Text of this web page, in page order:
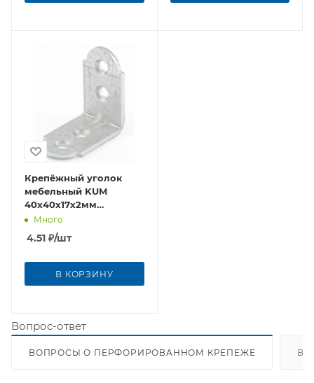
Крепёжный уголок
мебельный KUM
40x40x17x2мм
оцинкованная сталь
Много
4.51 ₽/шт
В КОРЗИНУ
Вопрос-ответ
ВОПРОСЫ О ПЕРФОРИРОВАННОМ КРЕПЕЖЕ